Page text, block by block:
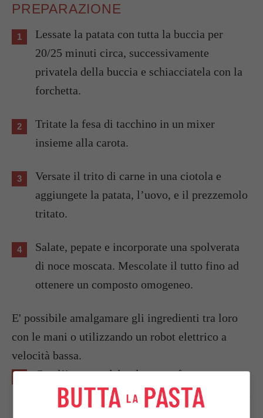
PREPARAZIONE
Lessate la patata con tutta la buccia per
20/25 minuti circa, successivamente
privatela della buccia e schiacciatela con la
forchetta.
Tritate la fesa di tacchino in un mixer
insieme alla carota.
Versate il trito di carne in una ciotola e
aggiungete la patata, l’uovo, e il prezzemolo
tritato.
Salate, pepate e incorporate una spolverata
di noce moscata. Mescolate il tutto fino ad
ottenere un composto omogeneo.
E' possibile amalgamare gli ingredienti tra loro
con le mani o utilizzando un robot elettrico a
velocità bassa.
Con l’impasto del polpettone formate una
mano, disponendola direttamente nella teglia
da forno ricoperta da un foglio di carta